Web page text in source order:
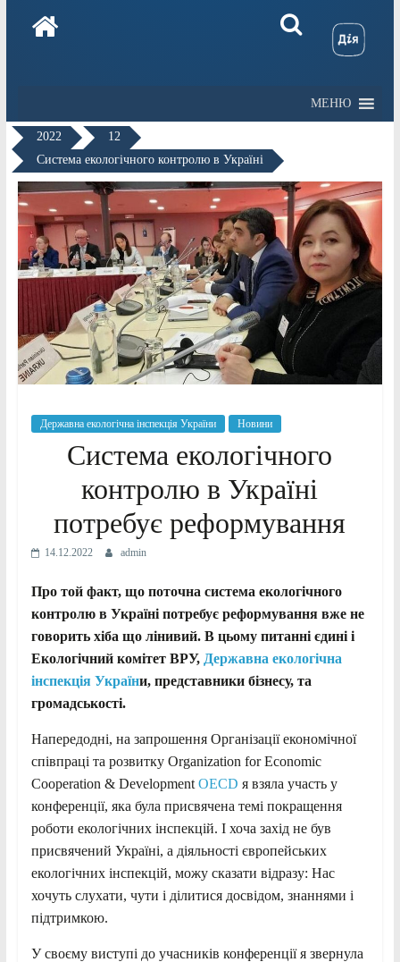
МЕНЮ
2022
12
Система екологічного контролю в Україні
Державна екологічна інспекція України Новини
Система екологічного
контролю в Україні
потребує реформування
14.12.2022 admin
Про той факт, що поточна система екологічного
контролю в Україні потребує реформування вже не
говорить хіба що лінивий. В цьому питанні єдині і
Екологічний комітет ВРУ,Державна екологічна
інспекція України, представники бізнесу, та
громадськості.
Напередодні, на запрошення Oрганізації економічної
співпраці та розвитку Organization for Economic
Cooperation & Development OECD я взяла участь у
конференції, яка була присвячена темі покращення
роботи екологічних інспекцій. І хоча захід не був
присвячений Україні, а діяльності європейських
екологічних інспекцій, можу сказати відразу: Нас
хочуть слухати, чути і ділитися досвідом, знаннями і
підтримкою.
У своєму виступі до учасників конференції я звернула